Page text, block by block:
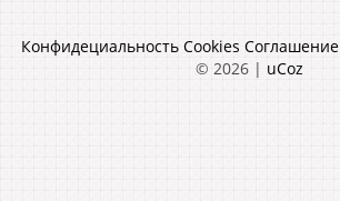
Конфидециальность Cookies Соглашение
© 2026| uCoz